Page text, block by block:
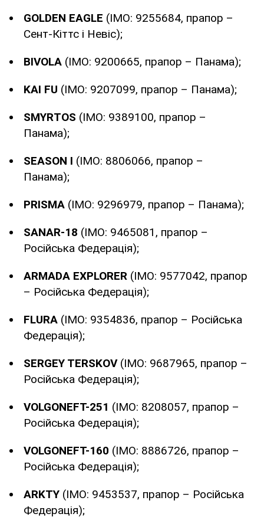
GOLDEN EAGLE (IMO: 9255684, прапор –
Сент-Кіттс і Невіс);
BIVOLA (IMO: 9200665, прапор – Панама);
KAI FU (IMO: 9207099, прапор – Панама);
SMYRTOS (IMO: 9389100, прапор –
Панама);
SEASON I (IMO: 8806066, прапор –
Панама);
PRISMA (IMO: 9296979, прапор – Панама);
SANAR-18 (IMO: 9465081, прапор –
Російська Федерація);
ARMADA EXPLORER (IMO: 9577042, прапор
– Російська Федерація);
FLURA (IMO: 9354836, прапор – Російська
Федерація);
SERGEY TERSKOV(IMO: 9687965, прапор –
Російська Федерація);
VOLGONEFT-251 (IMO: 8208057, прапор –
Російська Федерація);
VOLGONEFT-160 (IMO: 8886726, прапор –
Російська Федерація);
ARKTY (IMO: 9453537, прапор – Російська
Федерація);